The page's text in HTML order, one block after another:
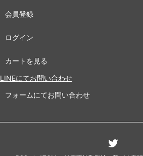
会員登録
ログイン
カートを見る
LINEにてお問い合わせ
フォームにてお問い合わせ